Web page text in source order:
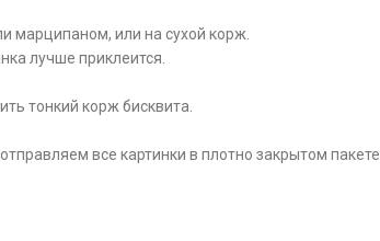
марципаном, или на сухой корж.
лучше приклеится.
тонкий корж бисквита.
все картинки в плотно закрытом